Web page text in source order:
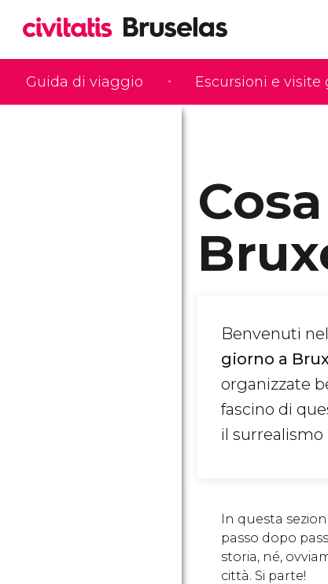
Guida di viaggio Escursioni e visite
Benvenuti
giorno a
organizzate
fascino di
il
In questa
passo dopo
storia, né,
città. Si parte!